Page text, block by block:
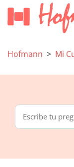
Hofmann Mi